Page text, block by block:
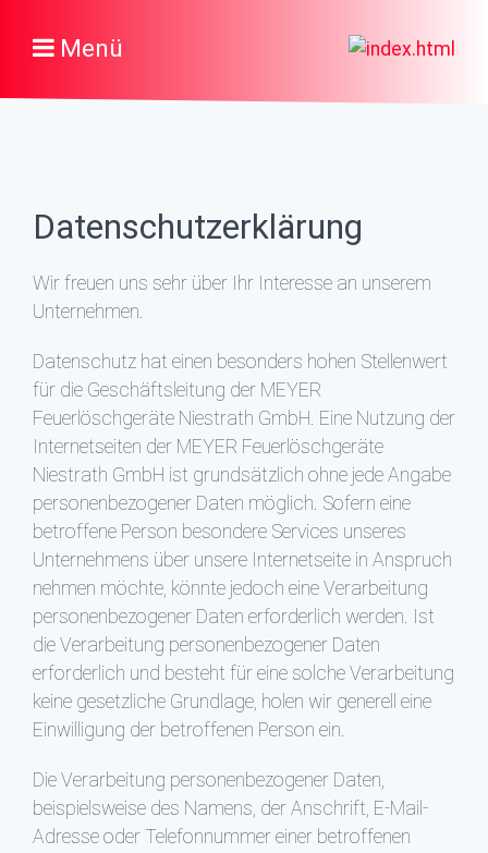
Menü
Datenschutzerklärung
Wir freuen uns sehr über Ihr Interesse an unserem
Unternehmen.
Datenschutz hat einen besonders hohen Stellenwert
für die Geschäftsleitung der MEYER
Feuerlöschgeräte Niestrath GmbH. Eine Nutzung der
Internetseiten der MEYER Feuerlöschgeräte
Niestrath GmbH ist grundsätzlich ohne jede Angabe
personenbezogener Daten möglich. Sofern eine
betroffene Person besondere Services unseres
Unternehmens über unsere Internetseite in Anspruch
nehmen möchte, könnte jedoch eine Verarbeitung
personenbezogener Daten erforderlich werden. Ist
die Verarbeitung personenbezogener Daten
erforderlich und besteht für eine solche Verarbeitung
keine gesetzliche Grundlage, holen wir generell eine
Einwilligung der betroffenen Person ein.
Die Verarbeitung personenbezogener Daten,
beispielsweise des Namens, der Anschrift, E-Mail-
Adresse oder Telefonnummer einer betroffenen